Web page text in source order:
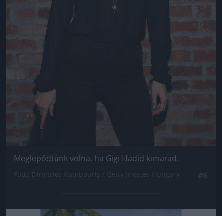
Meglepődtünk volna, ha Gigi Hadid kimarad.